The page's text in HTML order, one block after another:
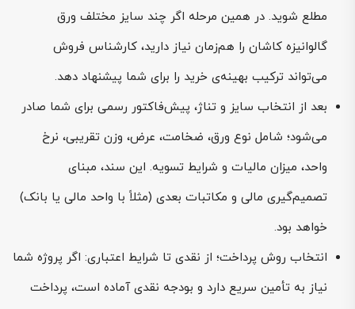
مطلع شوید. در همین مرحله اگر چند سایز مختلف ورق
گالوانیزه کاشان را هم‌زمان نیاز دارید، کارشناس فروش
می‌تواند ترکیب بهینه‌ی خرید را برای شما پیشنهاد دهد.
بعد از انتخاب سایز و تناژ، پیش‌فاکتور رسمی برای شما صادر
می‌شود؛ شامل نوع ورق، ضخامت، عرض، وزن تقریبی، نرخ
واحد، میزان مالیات و شرایط تسویه. این سند، مبنای
تصمیم‌گیری مالی و مکاتبات بعدی (مثلاً با واحد مالی یا بانک)
خواهد بود.
انتخاب روش پرداخت؛ از نقدی تا شرایط اعتباری: اگر پروژه شما
نیاز به تأمین سریع دارد و بودجه نقدی آماده است، پرداخت